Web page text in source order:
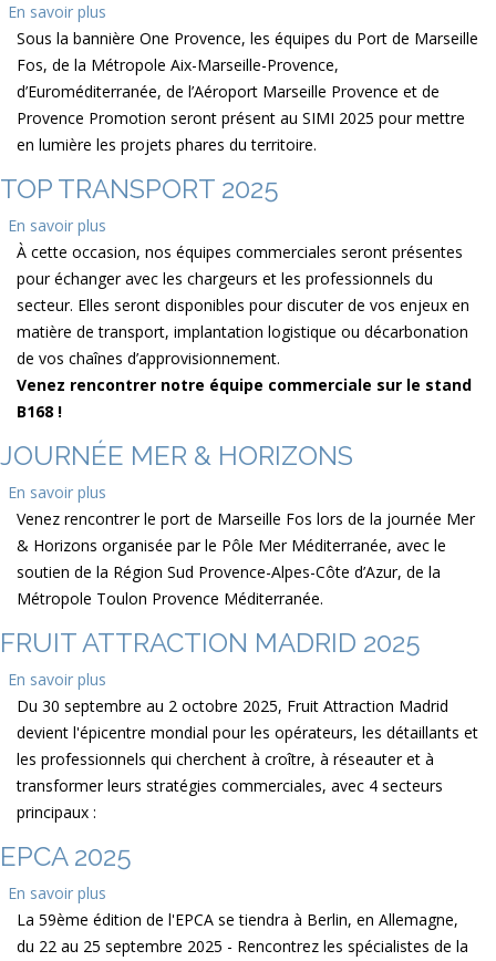
En savoir plus
SIMI
2025
Sous la bannière One Provence, les équipes du Port de Marseille
Fos, de la Métropole Aix-Marseille-Provence,
d’Euroméditerranée, de l’Aéroport Marseille Provence et de
Provence Promotion seront présent au SIMI 2025 pour mettre
en lumière les projets phares du territoire.
TOP TRANSPORT 2025
En savoir plus
Top
transport
2025
À cette occasion, nos équipes commerciales seront présentes
pour échanger avec les chargeurs et les professionnels du
secteur. Elles seront disponibles pour discuter de vos enjeux en
matière de transport, implantation logistique ou décarbonation
de vos chaînes d’approvisionnement.
Venez rencontrer notre équipe commerciale sur le stand
B168 !
JOURNÉE MER & HORIZONS
En savoir plus
Journée
Mer
&
Horizons
Venez rencontrer le port de Marseille Fos lors de la journée Mer
& Horizons organisée par le Pôle Mer Méditerranée, avec le
soutien de la Région Sud Provence-Alpes-Côte d’Azur, de la
Métropole Toulon Provence Méditerranée.
FRUIT ATTRACTION MADRID 2025
En savoir plus
Fruit
Attraction
Madrid
2025
Du 30 septembre au 2 octobre 2025, Fruit Attraction Madrid
devient l'épicentre mondial pour les opérateurs, les détaillants et
les professionnels qui cherchent à croître, à réseauter et à
transformer leurs stratégies commerciales, avec 4 secteurs
principaux :
EPCA 2025
En savoir plus
EPCA
2025
La 59ème édition de l'EPCA se tiendra à Berlin, en Allemagne,
du 22 au 25 septembre 2025 - Rencontrez les spécialistes de la